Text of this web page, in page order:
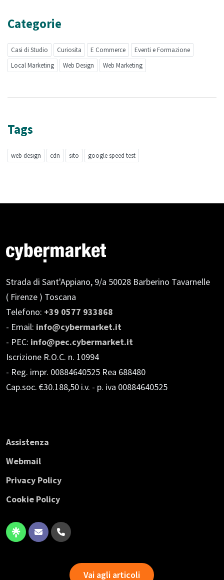
Categorie
Casi di Studio Curiosita E Commerce
Eventi e Formazione
Local Marketing
Web Design Web Marketing
Tags
web design cdn sito google speed test
Strada di Sant'Appiano, 9/a 50028 Barberino Tavarnelle
( Firenze ) Toscana
Telefono: +39 0577 933868
- Email: info@cybermarket.it
- PEC: info@pec.cybermarket.it
Iscrizione R.O.C. n. 10994
- Reg. impr. 00884640525 Rea 688480
Cap.soc. €30.188,50 i.v. - p. iva 00884640525
Assistenza
Webmail
Privacy Policy
Cookie Policy
Vai agli articoli